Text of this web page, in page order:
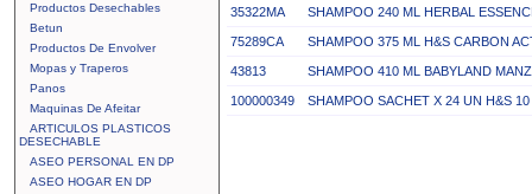
Productos Desechables
Betun
Productos De Envolver
Mopas y Traperos
Panos
Maquinas De Afeitar
ARTICULOS PLASTICOS
DESECHABLE
ASEO PERSONAL EN DP
ASEO HOGAR EN DP
35322MA SHAMPOO 240 ML HERBAL
75289CA SHAMPOO 375 ML H&S CARBON
43813 SHAMPOO 410 ML BABYLAND
100000349 SHAMPOO SACHET X 24 UN H&S